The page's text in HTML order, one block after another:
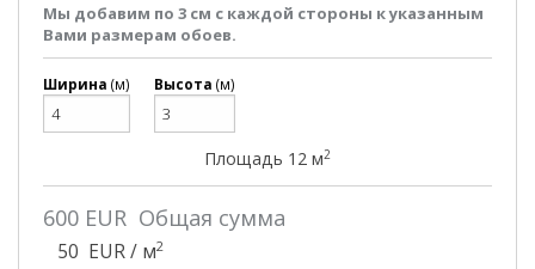
Мы добавим по 3 см с каждой стороны к указанным
Вами размерам обоев.
Ширина (м) Высота (м)
Площадь 12 м2
600 EUR Общая сумма
50 EUR / м2